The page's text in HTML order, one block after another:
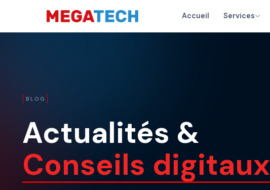
Accueil Services
BLOG
Actualités &
Conseils digitaux